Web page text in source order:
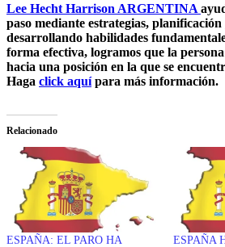
Lee Hecht Harrison ARGENTINA
paso mediante estrategias, planificación
desarrollando habilidades
forma efectiva, logramos que la
hacia una posición en la que se
Haga click aquípara más información.
Relacionado
ESPAÑA: EL PARO HA
ESPAÑA